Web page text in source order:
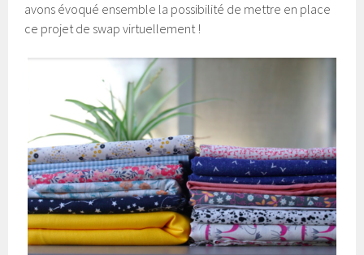
avons évoqué ensemble la possibilité de mettre en place
ce projet de swap virtuellement !